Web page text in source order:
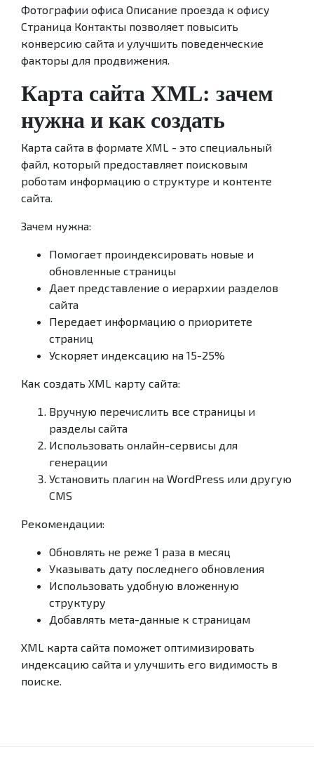
Фотографии офиса Описание проезда к офису
Страница Контакты позволяет повысить
конверсию сайта и улучшить поведенческие
факторы для продвижения.
Карта сайта XML: зачем
нужна и как создать
Карта сайта в формате XML - это специальный
файл, который предоставляет поисковым
роботам информацию о структуре и контенте
сайта.
Зачем нужна:
Помогает проиндексировать новые и
обновленные страницы
Дает представление о иерархии разделов
сайта
Передает информацию о приоритете
страниц
Ускоряет индексацию на 15-25%
Как создать XML карту сайта:
Вручную перечислить все страницы и
разделы сайта
Использовать онлайн-сервисы для
генерации
Установить плагин на WordPress или другую
CMS
Рекомендации:
Обновлять не реже 1 раза в месяц
Указывать дату последнего обновления
Использовать удобную вложенную
структуру
Добавлять мета-данные к страницам
XML карта сайта поможет оптимизировать
индексацию сайта и улучшить его видимость в
поиске.